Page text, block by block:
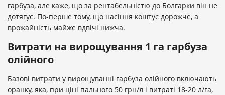
гарбуза, але каже, що за рентабельністю до Болгарки він не
дотягує. По-перше тому, що насіння коштує дорожче, а
врожайність майже вдвічі нижча.
Витрати на вирощування 1 га гарбуза
олійного
Базові витрати у вирощуванні гарбуза олійного включають
оранку, яка, при ціні пального 50 грн/л і витраті 18-20 л/га,